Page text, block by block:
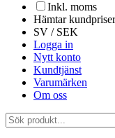
Inkl. moms
Hämtar
SV / SEK
Logga in
Nytt konto
Kundtjänst
Varumärken
Om oss